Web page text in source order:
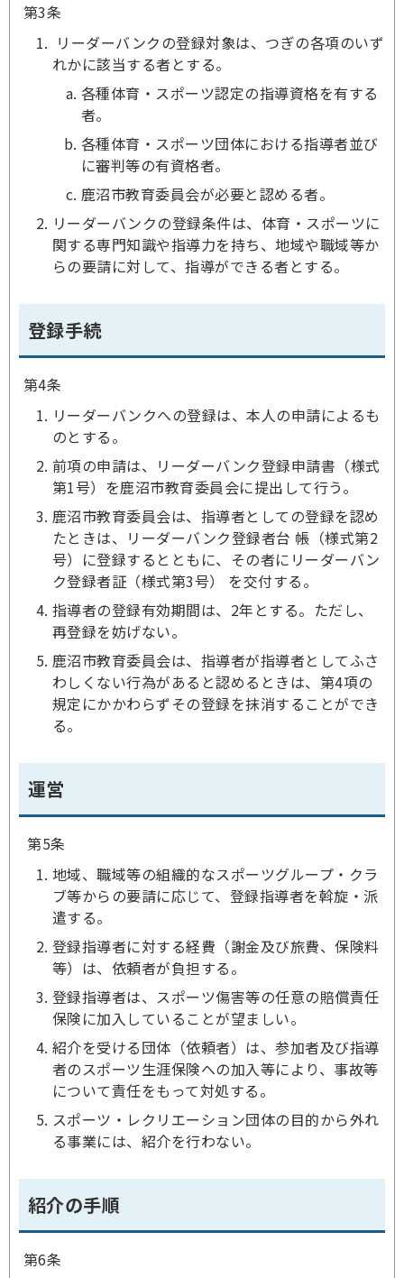
第3条
リーダーバンクの登録対象は、つぎの各項のいず
れかに該当する者とする。
各種体育・スポーツ認定の指導資格を有する
者。
各種体育・スポーツ団体における指導者並び
に審判等の有資格者。
鹿沼市教育委員会が必要と認める者。
リーダーバンクの登録条件は、体育・スポーツに
関する専門知識や指導力を持ち、地域や職域等か
らの要請に対して、指導ができる者とする。
登録手続
第4条
リーダーバンクへの登録は、本人の申請によるも
のとする。
前項の申請は、リーダーバンク登録申請書（様式
第1号）を鹿沼市教育委員会に提出して行う。
鹿沼市教育委員会は、指導者としての登録を認め
たときは、リーダーバンク登録者台 帳（様式第2
号）に登録するとともに、その者にリーダーバン
ク登録者証（様式第3号） を交付する。
指導者の登録有効期間は、2年とする。ただし、
再登録を妨げない。
鹿沼市教育委員会は、指導者が指導者としてふさ
わしくない行為があると認めるときは、第4項の
規定にかかわらずその登録を抹消することができ
る。
運営
第5条
地域、職域等の組織的なスポーツグループ・クラ
ブ等からの要請に応じて、登録指導者を斡旋・派
遣する。
登録指導者に対する経費（謝金及び旅費、保険料
等）は、依頼者が負担する。
登録指導者は、スポーツ傷害等の任意の賠償責任
保険に加入していることが望ましい。
紹介を受ける団体（依頼者）は、参加者及び指導
者のスポーツ生涯保険への加入等により、事故等
について責任をもって対処する。
スポーツ・レクリエーション団体の目的から外れ
る事業には、紹介を行わない。
紹介の手順
第6条